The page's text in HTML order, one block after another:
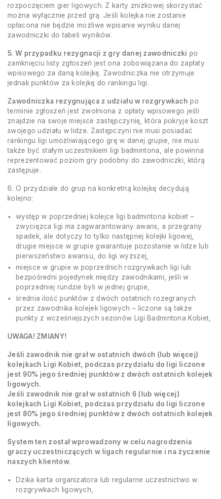
rozpoczęciem gier ligowych. Z karty zniżkowej skorzystać
można wyłącznie przed grą. Jeśli kolejka nie zostanie
opłacona nie będzie możliwe wpisanie wyniku danej
zawodniczki do tabeli wyników.
5. W przypadku rezygnacji z gry danej zawodniczki po
zamknięciu listy zgłoszeń jest ona zobowiązana do zapłaty
wpisowego za daną kolejkę. Zawodniczka nie otrzymuje
jednak punktów za kolejkę do rankingu ligi.
Zawodniczka rezygnująca z udziału w rozgrywkach po
terminie zgłoszeń jest zwolniona z opłaty wpisowego jeśli
znajdzie na swoje miejsce zastępczynię, która pokryje koszt
swojego udziału w lidze. Zastępczyni nie musi posiadać
rankingu ligi umożliwiającego grę w danej grupie, nie musi
także być stałym uczestnikiem ligi badmintona, ale powinna
reprezentować poziom gry podobny do zawodniczki, którą
zastępuje.
6. O przydziale do grup na konkretną kolejkę decydują
kolejno:
występ w poprzedniej kolejce ligi badmintona kobiet –
zwycięzca ligi ma zagwarantowany awans, a przegrany
spadek, ale dotyczy to tylko następnej kolejki ligowej,
drugie miejsce w grupie gwarantuje pozostanie w lidze lub
pierwszeństwo awansu, do ligi wyższej,
miejsce w grupie w poprzednich rozgrywkach ligi lub
bezpośredni pojedynek między zawodnikami, jeśli w
poprzedniej rundzie byli w jednej grupie,
średnia ilość punktów z dwóch ostatnich rozegranych
przez zawodnika kolejek ligowych – liczone są także
punkty z wcześniejszych sezonów Ligi Badmintona Kobiet,
UWAGA! ZMIANY!
Jeśli zawodnik nie grał w ostatnich dwóch (lub więcej)
kolejkach Ligi Kobiet, podczas przydziału do ligi liczone
jest 90% jego średniej punktów z dwóch ostatnich kolejek
ligowych.
Jeśli zawodnik nie grał w ostatnich 6 (lub więcej)
kolejkach Ligi Kobiet, podczas przydziału do ligi liczone
jest 80% jego średniej punktów z dwóch ostatnich kolejek
ligowych.
System ten został wprowadzony w celu nagrodzenia
graczy uczestniczących w ligach regularnie i na życzenie
naszych klientów.
Dzika karta organizatora lub regularne uczestnictwo w
rozgrywkach ligowych,